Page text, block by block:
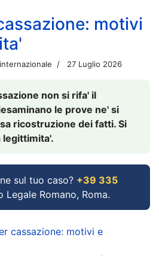
motivi
27 Luglio 2026
non si rifa' il
le prove ne' si
ricostruzione dei fatti. Si
legittimita'.
sul tuo caso? +39 335
Romano, Roma.
cassazione: motivi e